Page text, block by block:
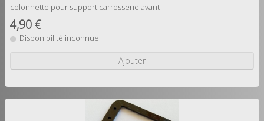
colonnette pour support carrosserie avant
4,90 €
Disponibilité inconnue
Ajouter